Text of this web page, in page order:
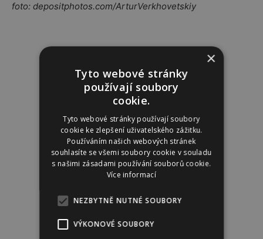
foto: depositphotos.com/ArturVerkhovetskiy
×
Tyto webové stránky
používají soubory
cookie.
Tyto webové stránky používají soubory
cookie ke zlepšení uživatelského zážitku.
Používáním našich webových stránek
souhlasíte se všemi soubory cookie v souladu
s našimi zásadami používání souborů cookie.
Více informací
NEZBYTNĚ NUTNÉ SOUBORY
VÝKONOVÉ SOUBORY